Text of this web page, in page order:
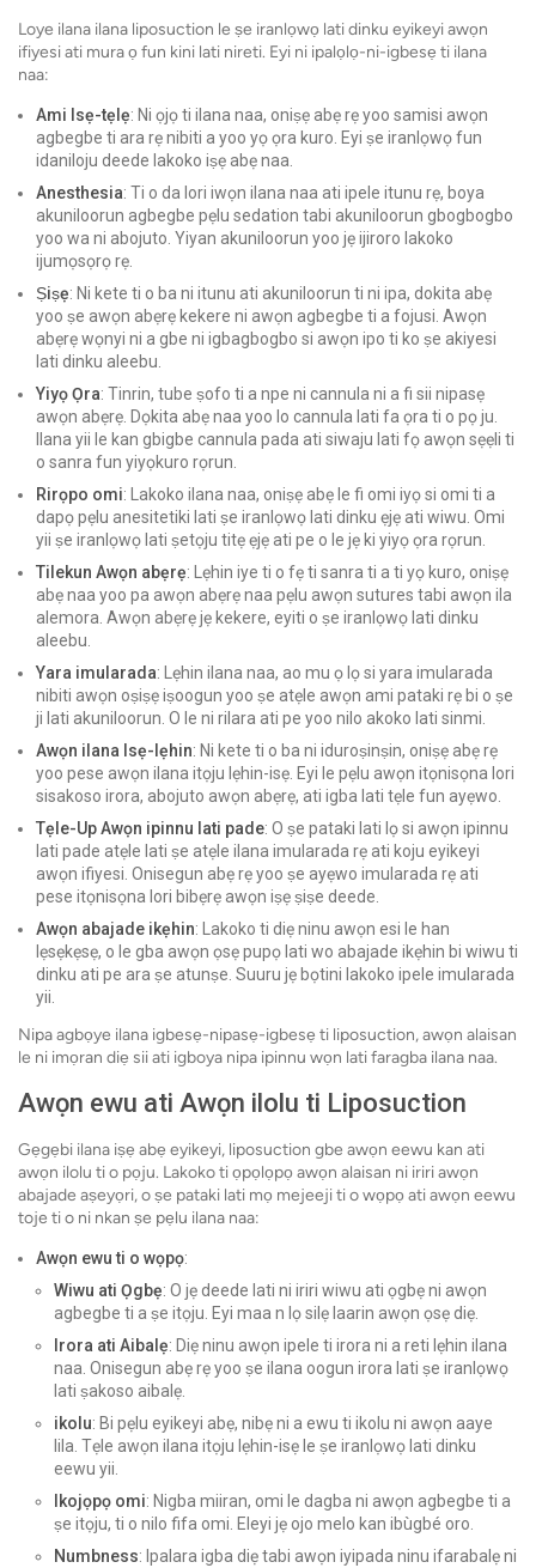
Loye ilana ilana liposuction le ṣe iranlọwọ lati dinku eyikeyi awọn
ifiyesi ati mura ọ fun kini lati nireti. Eyi ni ipalọlọ-ni-igbesẹ ti ilana
naa:
Ami Isẹ-tẹlẹ: Ni ọjọ ti ilana naa, oniṣẹ abẹ rẹ yoo samisi awọn
agbegbe ti ara rẹ nibiti a yoo yọ ọra kuro. Eyi ṣe iranlọwọ fun
idaniloju deede lakoko iṣẹ abẹ naa.
Anesthesia: Ti o da lori iwọn ilana naa ati ipele itunu rẹ, boya
akuniloorun agbegbe pẹlu sedation tabi akuniloorun gbogbogbo
yoo wa ni abojuto. Yiyan akuniloorun yoo jẹ ijiroro lakoko
ijumọsọrọ rẹ.
Ṣiṣẹ: Ni kete ti o ba ni itunu ati akuniloorun ti ni ipa, dokita abẹ
yoo ṣe awọn abẹrẹ kekere ni awọn agbegbe ti a fojusi. Awọn
abẹrẹ wọnyi ni a gbe ni igbagbogbo si awọn ipo ti ko ṣe akiyesi
lati dinku aleebu.
Yiyọ Ọra: Tinrin, tube ṣofo ti a npe ni cannula ni a fi sii nipasẹ
awọn abẹrẹ. Dọkita abẹ naa yoo lo cannula lati fa ọra ti o pọ ju.
Ilana yii le kan gbigbe cannula pada ati siwaju lati fọ awọn sẹẹli ti
o sanra fun yiyọkuro rọrun.
Rirọpo omi: Lakoko ilana naa, oniṣẹ abẹ le fi omi iyọ si omi ti a
dapọ pẹlu anesitetiki lati ṣe iranlọwọ lati dinku ẹjẹ ati wiwu. Omi
yii ṣe iranlọwọ lati ṣetọju titẹ ẹjẹ ati pe o le jẹ ki yiyọ ọra rọrun.
Tilekun Awọn abẹrẹ: Lẹhin iye ti o fẹ ti sanra ti a ti yọ kuro, oniṣẹ
abẹ naa yoo pa awọn abẹrẹ naa pẹlu awọn sutures tabi awọn ila
alemora. Awọn abẹrẹ jẹ kekere, eyiti o ṣe iranlọwọ lati dinku
aleebu.
Yara imularada: Lẹhin ilana naa, ao mu ọ lọ si yara imularada
nibiti awọn oṣiṣẹ iṣoogun yoo ṣe atẹle awọn ami pataki rẹ bi o ṣe
ji lati akuniloorun. O le ni rilara ati pe yoo nilo akoko lati sinmi.
Awọn ilana Isẹ-lẹhin: Ni kete ti o ba ni iduroṣinṣin, oniṣẹ abẹ rẹ
yoo pese awọn ilana itọju lẹhin-isẹ. Eyi le pẹlu awọn itọnisọna lori
sisakoso irora, abojuto awọn abẹrẹ, ati igba lati tẹle fun ayẹwo.
Tẹle-Up Awọn ipinnu lati pade: O ṣe pataki lati lọ si awọn ipinnu
lati pade atẹle lati ṣe atẹle ilana imularada rẹ ati koju eyikeyi
awọn ifiyesi. Onisegun abẹ rẹ yoo ṣe ayẹwo imularada rẹ ati
pese itọnisọna lori bibẹrẹ awọn iṣẹ ṣiṣe deede.
Awọn abajade ikẹhin: Lakoko ti diẹ ninu awọn esi le han
lẹsẹkẹsẹ, o le gba awọn ọsẹ pupọ lati wo abajade ikẹhin bi wiwu ti
dinku ati pe ara ṣe atunṣe. Suuru jẹ bọtini lakoko ipele imularada
yii.
Nipa agbọye ilana igbesẹ-nipasẹ-igbesẹ ti liposuction, awọn alaisan
le ni imọran diẹ sii ati igboya nipa ipinnu wọn lati faragba ilana naa.
Awọn ewu ati Awọn ilolu ti Liposuction
Gẹgẹbi ilana iṣẹ abẹ eyikeyi, liposuction gbe awọn eewu kan ati
awọn ilolu ti o pọju. Lakoko ti ọpọlọpọ awọn alaisan ni iriri awọn
abajade aṣeyọri, o ṣe pataki lati mọ mejeeji ti o wọpọ ati awọn eewu
toje ti o ni nkan ṣe pẹlu ilana naa:
Awọn ewu ti o wọpọ:
Wiwu ati Ọgbẹ: O jẹ deede lati ni iriri wiwu ati ọgbẹ ni awọn
agbegbe ti a ṣe itọju. Eyi maa n lọ silẹ laarin awọn ọsẹ diẹ.
Irora ati Aibalẹ: Diẹ ninu awọn ipele ti irora ni a reti lẹhin ilana
naa. Onisegun abẹ rẹ yoo ṣe ilana oogun irora lati ṣe iranlọwọ
lati ṣakoso aibalẹ.
ikolu: Bi pẹlu eyikeyi abẹ, nibẹ ni a ewu ti ikolu ni awọn aaye
lila. Tẹle awọn ilana itọju lẹhin-isẹ le ṣe iranlọwọ lati dinku
eewu yii.
Ikojọpọ omi: Nigba miiran, omi le dagba ni awọn agbegbe ti a
ṣe itọju, ti o nilo fifa omi. Eleyi jẹ ojo melo kan ibùgbé oro.
Numbness: Ipalara igba diẹ tabi awọn iyipada ninu ifarabalẹ ni